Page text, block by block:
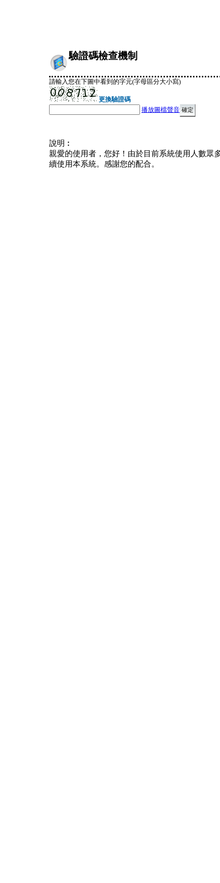
驗證碼檢查機制
請輸入您在下圖中看到的字元(字母區分大小寫)
更換驗證碼
播放圖檔聲音
說明︰
親愛的使用者，您好！由於目前系統使用人數眾
續使用本系統。感謝您的配合。